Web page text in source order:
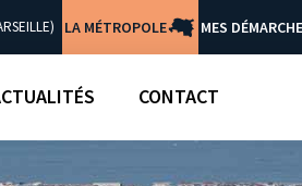
LA MÉTROPOLE MES
CONTACT